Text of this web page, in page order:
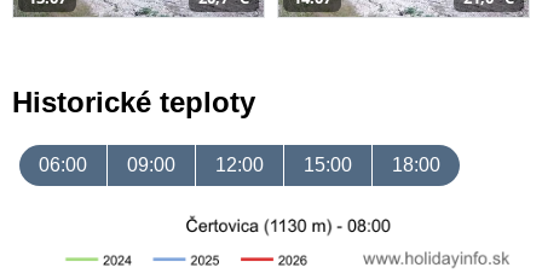
Historické teploty
06:00 09:00 12:00 15:00 18:00